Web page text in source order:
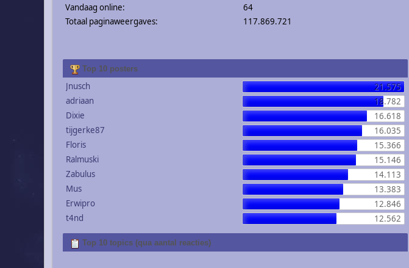
Vandaag online:
64
Totaal paginaweergaves:
117.869.721
Top 10 posters
Jnusch
21.575
adriaan
18.782
Dixie
16.618
tijgerke87
16.035
Floris
15.366
Ralmuski
15.146
Zabulus
14.113
Mus
13.383
Erwipro
12.846
t4nd
12.562
Top 10 topics (qua aantal reacties)